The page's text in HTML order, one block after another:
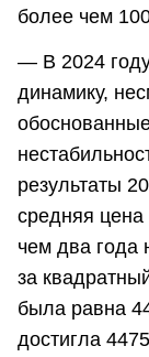
более чем
— В 2024
динамику,
результаты
средняя
чем два года
за
была равна
достигла